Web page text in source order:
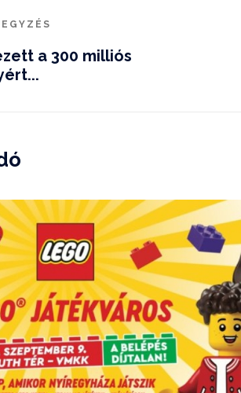
a 300 milliós